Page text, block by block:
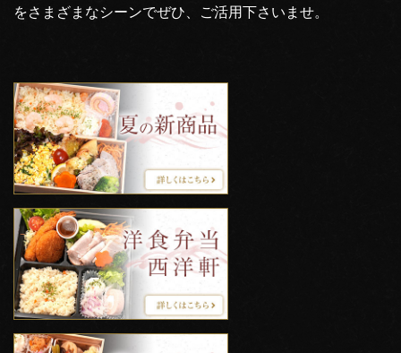
をさまざまなシーンでぜひ、ご活用下さいませ。